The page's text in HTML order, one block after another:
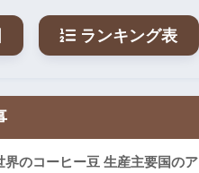
ランキング表
界のコーヒー豆 生産主要国のア